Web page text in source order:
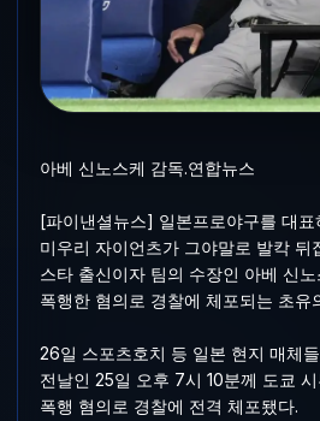
아베 신노스케 감독.연합뉴스
[파이낸셜뉴스] 일본프로야구를 대
미우리 자이언츠가 그야말로 발칵 뒤
스타 출신이자 팀의 수장인 아베 신
폭행한 혐의로 경찰에 체포되는 초유
26일 스포츠호치 등 일본 현지 매체
전날인 25일 오후 7시 10분께 도쿄
폭행 혐의로 경찰에 전격 체포됐다.